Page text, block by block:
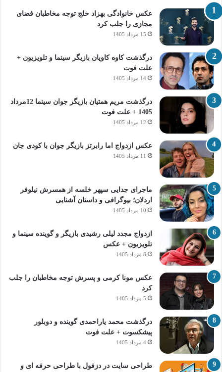
عکس خانوادگی بهزاد خلج توجه مخاطبان فضای
مجازی را جلب کرد
15 مرداد 1405
درگذشت کاوه کاویان بازیگر سینما و تلویزیون +
علت فوت
14 مرداد 1405
درگذشت مریم همتیان بازیگر جوان سینما 12مرداد
1405 + علت فوت
12 مرداد 1405
عکس ازدواج اما رابرتز بازیگر جوان با کودی جان
11 مرداد 1405
ماجرای جدایی سپهر خلسه از همسرش نیلوفر
اردلان؛ بیوگرافی و داستان آشنایی
10 مرداد 1405
ازدواج مجدد لیلی رشیدی بازیگر و گوینده سینما و
تلویزیون + عکس
8 مرداد 1405
عکس مونا کرمی و پسرش توجه مخاطبان را جلب
کرد
5 مرداد 1405
درگذشت محمد یاراحمدی گوینده و دوبلور
پیشکسوت + علت فوت
4 مرداد 1405
طراحی سایت در دزفول با طراحی حرفه‌ ای و